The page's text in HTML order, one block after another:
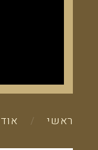
ראשי